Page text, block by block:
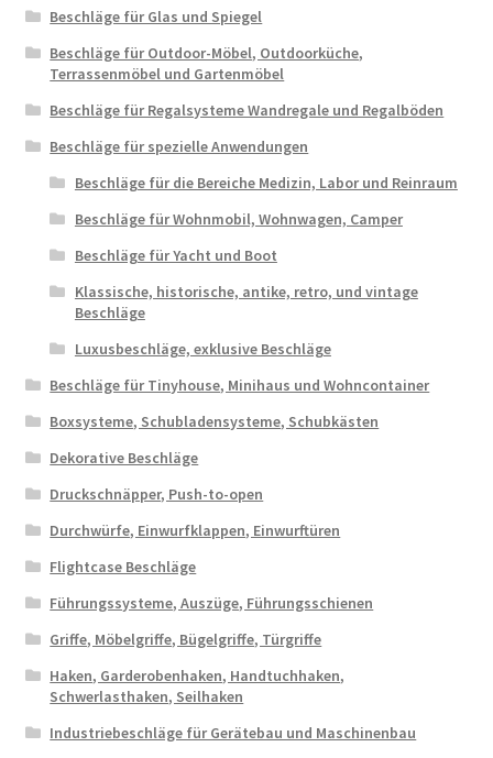
Beschläge für Glas und Spiegel
Beschläge für Outdoor-Möbel, Outdoorküche,
Terrassenmöbel und Gartenmöbel
Beschläge für Regalsysteme Wandregale und Regalböden
Beschläge für spezielle Anwendungen
Beschläge für die Bereiche Medizin, Labor und Reinraum
Beschläge für Wohnmobil, Wohnwagen, Camper
Beschläge für Yacht und Boot
Klassische, historische, antike, retro, und vintage
Beschläge
Luxusbeschläge, exklusive Beschläge
Beschläge für Tinyhouse, Minihaus und Wohncontainer
Boxsysteme, Schubladensysteme, Schubkästen
Dekorative Beschläge
Druckschnäpper, Push-to-open
Durchwürfe, Einwurfklappen, Einwurftüren
Flightcase Beschläge
Führungssysteme, Auszüge, Führungsschienen
Griffe, Möbelgriffe, Bügelgriffe, Türgriffe
Haken, Garderobenhaken, Handtuchhaken,
Schwerlasthaken, Seilhaken
Industriebeschläge für Gerätebau und Maschinenbau